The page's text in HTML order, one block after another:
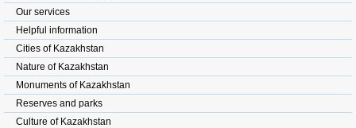
Our services
Helpful information
Cities of Kazakhstan
Nature of Kazakhstan
Monuments of Kazakhstan
Reserves and parks
Culture of Kazakhstan